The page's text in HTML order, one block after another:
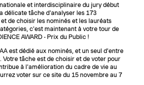
et interdisciplinaire du jury début
délicate tâche d'analyser les 173
de choisir les nominés et les lauréats
c'est maintenant à votre tour de
AWARD - Prix du Public !
est dédié aux nominés, et un seul d'entre
Votre tâche est de choisir et de voter pour
à l'amélioration du cadre de vie au
voter sur ce site du 15 novembre au 7